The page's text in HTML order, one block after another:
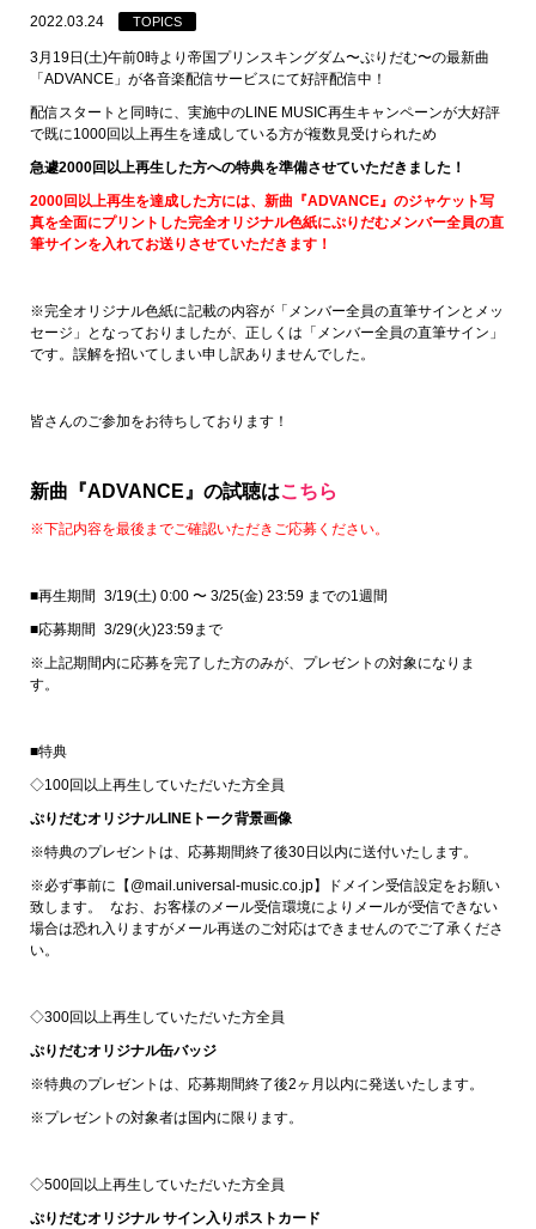
2022.03.24 TOPICS
3月19日(土)午前0時より帝国プリンスキングダム〜ぷりだむ〜の最新曲
「ADVANCE」が各音楽配信サービスにて好評配信中！
配信スタートと同時に、実施中のLINE MUSIC再生キャンペーンが大好評
で既に1000回以上再生を達成している方が複数見受けられため
急遽2000回以上再生した方への特典を準備させていただきました！
2000回以上再生を達成した方には、新曲『ADVANCE』のジャケット写
真を全面にプリントした完全オリジナル色紙にぷりだむメンバー全員の直
筆サインを入れてお送りさせていただきます！
※完全オリジナル色紙に記載の内容が「メンバー全員の直筆サインとメッ
セージ」となっておりましたが、正しくは「メンバー全員の直筆サイン」
です。誤解を招いてしまい申し訳ありませんでした。
皆さんのご参加をお待ちしております！
新曲『ADVANCE』の試聴はこちら
※下記内容を最後までご確認いただきご応募ください。
■再生期間 3/19(土) 0:00 〜 3/25(金) 23:59 までの1週間
■応募期間 3/29(火)23:59まで
※上記期間内に応募を完了した方のみが、プレゼントの対象になりま
す。
■特典
◇100回以上再生していただいた方全員
ぷりだむオリジナルLINEトーク背景画像
※特典のプレゼントは、応募期間終了後30日以内に送付いたします。
※必ず事前に【@mail.universal-music.co.jp】ドメイン受信設定をお願い
致します。 なお、お客様のメール受信環境によりメールが受信できない
場合は恐れ入りますがメール再送のご対応はできませんのでご了承くださ
い。
◇300回以上再生していただいた方全員
ぷりだむオリジナル缶バッジ
※特典のプレゼントは、応募期間終了後2ヶ月以内に発送いたします。
※プレゼントの対象者は国内に限ります。
◇500回以上再生していただいた方全員
ぷりだむオリジナル サイン入りポストカード